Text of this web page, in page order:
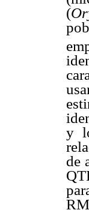
(
y
de